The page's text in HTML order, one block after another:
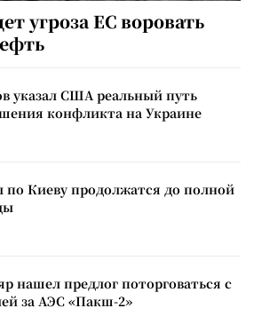
угроза ЕС воровать
указал США реальный путь
конфликта на Украине
по Киеву продолжатся до полной
нашел предлог поторговаться с
за АЭС «Пакш-2»